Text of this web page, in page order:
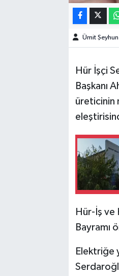
Ümit Şeyhun
Hür İşçi
Başkanı
üreticinin
Hür-İş ve
Bayramı
Elektriğe